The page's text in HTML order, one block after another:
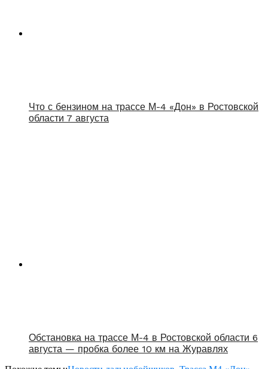
Что с бензином на трассе М-4 «Дон» в Ростовской
области 7 августа
Обстановка на трассе М-4 в Ростовской области 6
августа — пробка более 10 км на Журавлях